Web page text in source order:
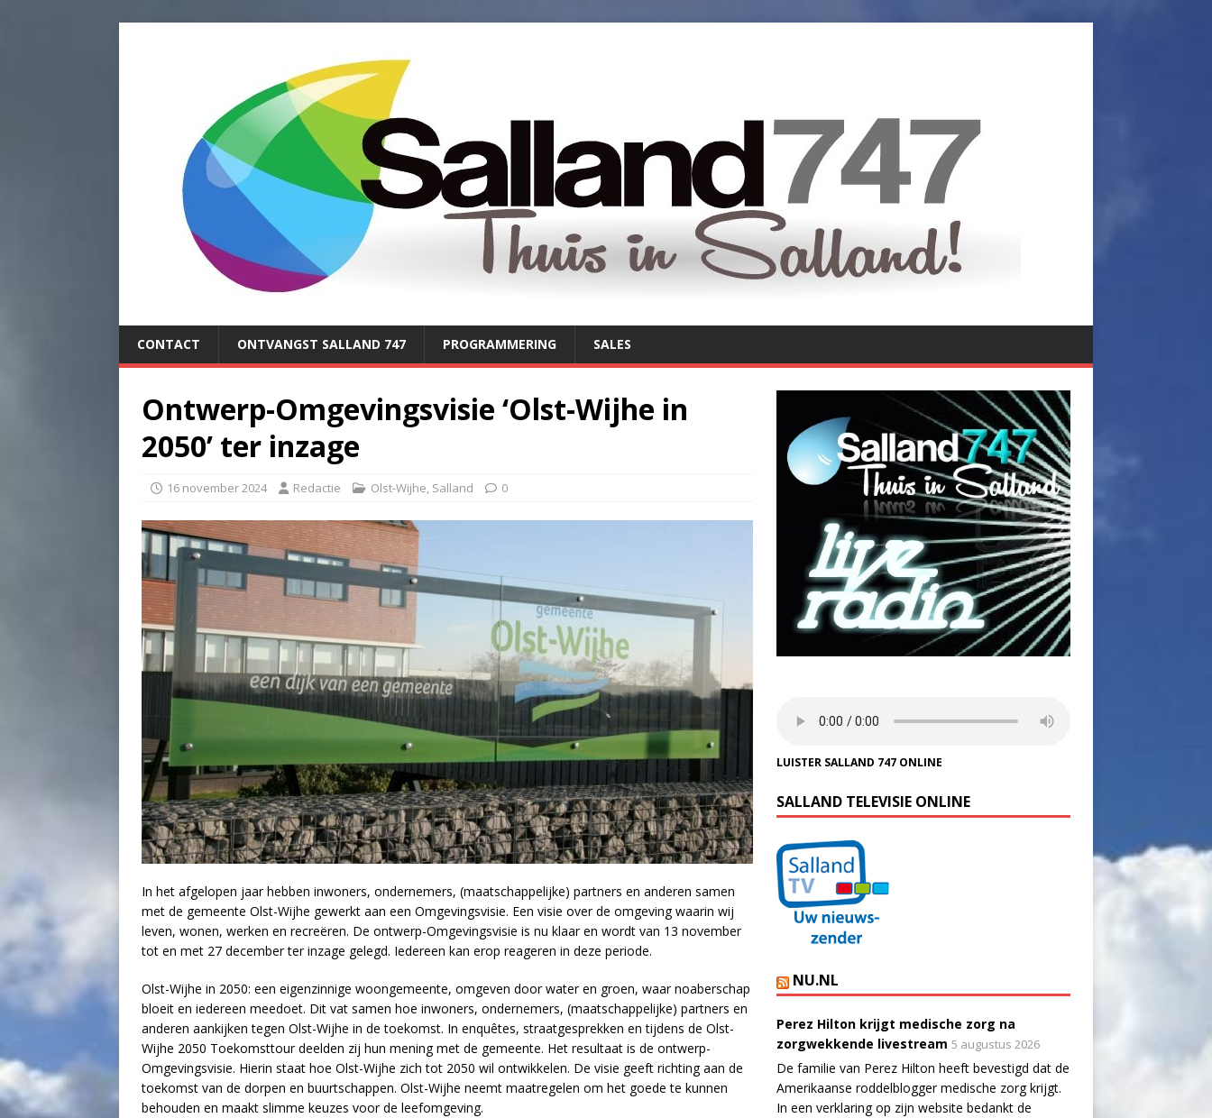
CONTACT ONTVANGST SALLAND 747 PROGRAMMERING SALES
Ontwerp-Omgevingsvisie ‘Olst-Wijhe in
2050’ ter inzage
16 november 2024 Redactie Olst-Wijhe, Salland 0
In het afgelopen jaar hebben inwoners, ondernemers, (maatschappelijke) partners en anderen samen
met de gemeente Olst-Wijhe gewerkt aan een Omgevingsvisie. Een visie over de omgeving waarin wij
leven, wonen, werken en recreëren. De ontwerp-Omgevingsvisie is nu klaar en wordt van 13 november
tot en met 27 december ter inzage gelegd. Iedereen kan erop reageren in deze periode.
Olst-Wijhe in 2050: een eigenzinnige woongemeente, omgeven door water en groen, waar noaberschap
bloeit en iedereen meedoet. Dit vat samen hoe inwoners, ondernemers, (maatschappelijke) partners en
anderen aankijken tegen Olst-Wijhe in de toekomst. In enquêtes, straatgesprekken en tijdens de Olst-
Wijhe 2050 Toekomsttour deelden zij hun mening met de gemeente. Het resultaat is de ontwerp-
Omgevingsvisie. Hierin staat hoe Olst-Wijhe zich tot 2050 wil ontwikkelen. De visie geeft richting aan de
toekomst van de dorpen en buurtschappen. Olst-Wijhe neemt maatregelen om het goede te kunnen
behouden en maakt slimme keuzes voor de leefomgeving.
LUISTER SALLAND 747 ONLINE
SALLAND TELEVISIE ONLINE
NU.NL
Perez Hilton krijgt medische zorg na
zorgwekkende livestream 5 augustus 2026
De familie van Perez Hilton heeft bevestigd dat de
Amerikaanse roddelblogger medische zorg krijgt.
In een verklaring op zijn website bedankt de